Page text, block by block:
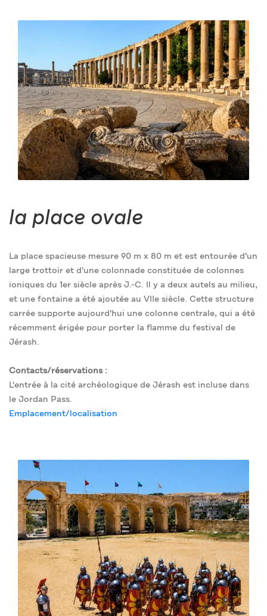
la place ovale
La place spacieuse mesure 90 m x 80 m et est entourée d'un
large trottoir et d'une colonnade constituée de colonnes
ioniques du 1er siècle après J.-C. Il y a deux autels au milieu,
et une fontaine a été ajoutée au VIIe siècle. Cette structure
carrée supporte aujourd'hui une colonne centrale, qui a été
récemment érigée pour porter la flamme du festival de
Jérash.
Contacts/réservations :
L'entrée à la cité archéologique de Jérash est incluse dans
le Jordan Pass.
Emplacement/localisation